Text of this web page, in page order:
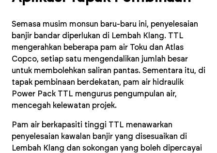
Semasa musim monsun baru-baru ini, penyelesaian
banjir bandar diperlukan di Lembah Klang. TTL
mengerahkan beberapa pam air Toku dan Atlas
Copco, setiap satu mengendalikan jumlah besar
untuk membolehkan saliran pantas. Sementara itu, di
tapak pembinaan berdekatan, pam air hidraulik
Power Pack TTL mengurus pengumpulan air,
mencegah kelewatan projek.
Pam air berkapasiti tinggi TTL menawarkan
penyelesaian kawalan banjir yang disesuaikan di
Lembah Klang dan sokongan yang boleh dipercayai